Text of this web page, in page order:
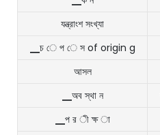
যন্ত্রাংশ সংখ্যা
▁চ ে প ে স of origin g
আসল
▁অব স্থা ন
▁প র ী ক্ষ া